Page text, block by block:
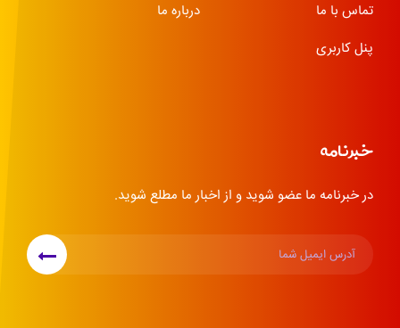
تماس با ما
درباره ما
پنل کاربری
خبرنامه
در خبرنامه ما عضو شوید و از اخبار ما مطلع شوید.